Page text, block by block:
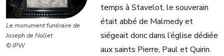
Le monument funéraire de
Joseph de Nollet
© IPW
temps à Stavelot, le souverain
était abbé de Malmedy et
siégeait donc dans l’église dédiée
aux saints Pierre, Paul et Quirin.